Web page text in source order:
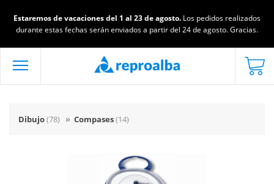
Estaremos de vacaciones del 1 al 23 de agosto. Los pedidos realizados
durante estas fechas serán enviados a partir del 24 de agosto. Gracias.
Dibujo(78) » Compases(14)